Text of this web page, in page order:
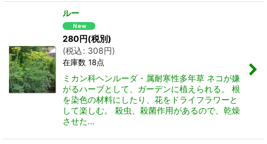
ルー
280円(税別)
(税込: 308円)
在庫数 18点
ミカン科ヘンルーダ・属耐寒性多年草 ネコが嫌
がるハーブとして、ガーデンに植えられる。 根
を染色の材料にしたり、花をドライフラワーと
して楽しむ。 殺虫、殺菌作用があるので、乾燥
させた…